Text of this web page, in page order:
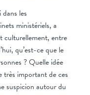
les
ministériels, a
culturellement, entre
qu’est-ce que le
? Quelle idée
très important de ces
suspicion autour du